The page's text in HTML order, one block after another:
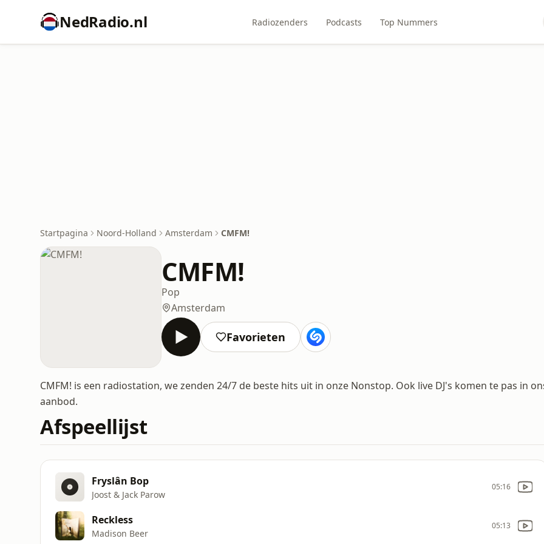
NedRadio.nl Radiozenders Podcasts Top Nummers
Startpagina Noord-Holland Amsterdam CMFM!
CMFM!
Pop
Amsterdam
Favorieten
CMFM! is een radiostation, we zenden 24/7 de beste hits uit in onze Nonstop. Ook live DJ's komen te pas in
aanbod.
Afspeellijst
Fryslân Bop
Joost & Jack Parow
05:16
Reckless
Madison Beer
05:13